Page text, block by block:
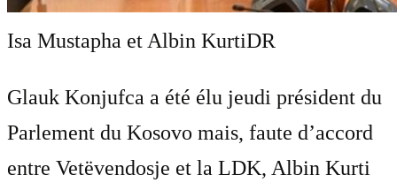
Isa Mustapha et Albin KurtiDR
Glauk Konjufca a été élu jeudi président du
Parlement du Kosovo mais, faute d’accord
entre Vetëvendosje et la LDK, Albin Kurti